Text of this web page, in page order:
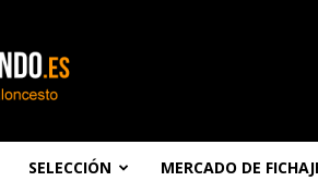
SELECCIÓN MERCADO DE